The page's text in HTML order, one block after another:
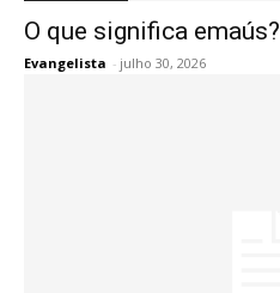
O que significa emaús?
Evangelista - julho 30, 2026